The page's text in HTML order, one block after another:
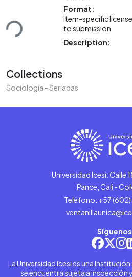
Format:
Item-specific
to submission
Description:
Collections
Sociología - Seriadas
Universidad Icesi: Calle
Pance, Cali -
Teléfono: +57
Síguenos
La Universidad Icesi es una
se encuentra sujeta a inspección